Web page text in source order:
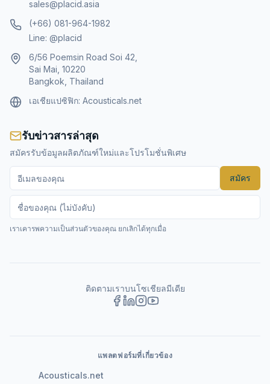
sales@placid.asia
(+66) 081-964-1982
Line: @placid
6/56 Poemsin Road Soi 42,
Sai Mai, 10220
Bangkok, Thailand
เอเชียแปซิฟิก: Acousticals.net
รับข่าวสารล่าสุด
สมัครรับข้อมูลผลิตภัณฑ์ใหม่และโปรโมชั่นพิเศษ
สมัคร
เราเคารพความเป็นส่วนตัวของคุณ ยกเลิกได้ทุกเมื่อ
ติดตามเราบนโซเชียลมีเดีย
แพลตฟอร์มที่เกี่ยวข้อง
Acousticals.net